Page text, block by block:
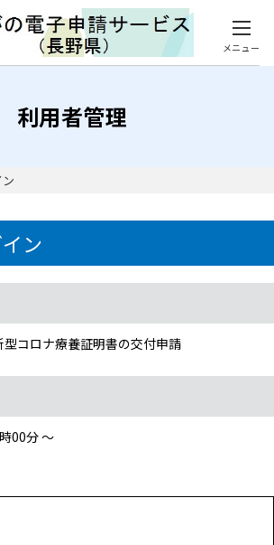
メニュー
利用者管理
ン
型コロナ療養証明書の交付申請
00分 ～